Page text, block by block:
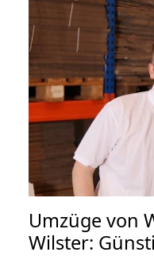
Umzüge von
Wilster: